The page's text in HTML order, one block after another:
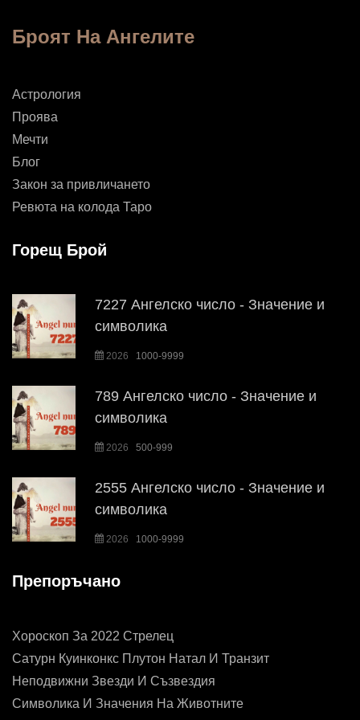
Броят На Ангелите
Астрология
Проява
Мечти
Блог
Закон за привличането
Ревюта на колода Таро
Горещ Брой
7227 Ангелско число - Значение и
символика
2026 1000-9999
789 Ангелско число - Значение и
символика
2026 500-999
2555 Ангелско число - Значение и
символика
2026 1000-9999
Препоръчано
Хороскоп За 2022 Стрелец
Сатурн Куинконкс Плутон Натал И Транзит
Неподвижни Звезди И Съзвездия
Символика И Значения На Животните